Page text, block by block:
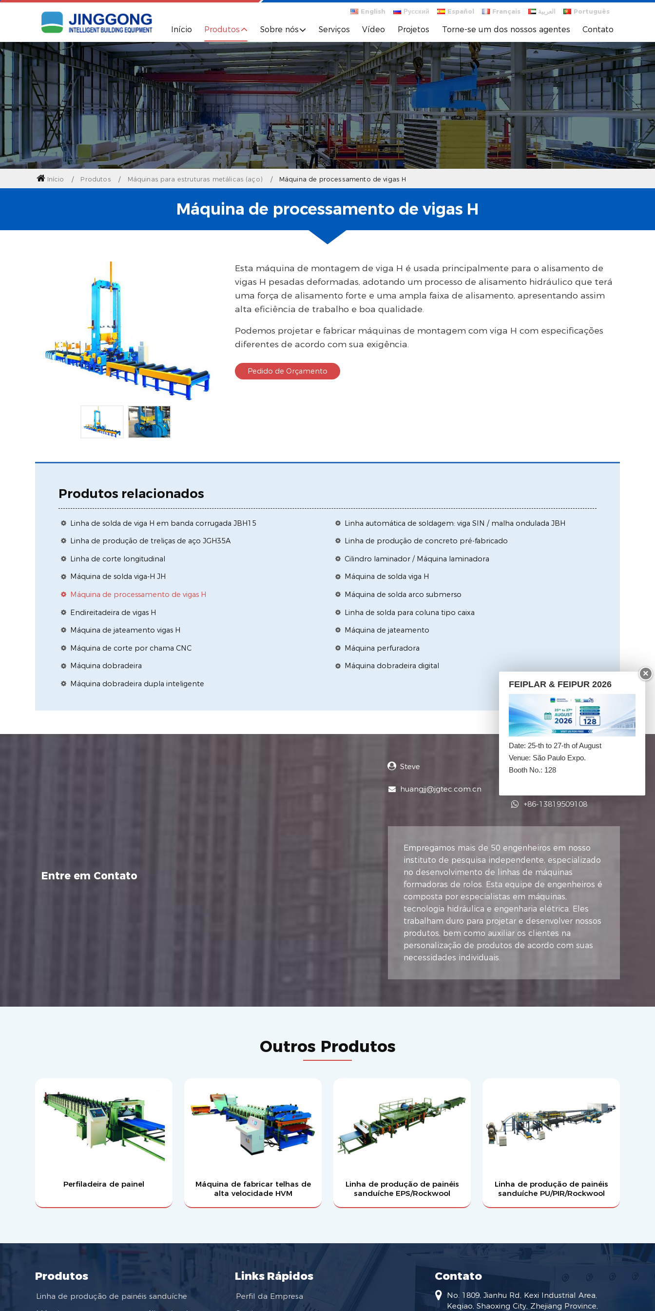
English Русский Español Français العربية Português
Início Produtos Sobre nós Serviços Vídeo Projetos Torne-se um dos nossos agentes Contato
Início Produtos Máquinas para estruturas metálicas (aço) Máquina de processamento de vigas H
Máquina de processamento de vigas H
Esta máquina de montagem de viga H é usada principalmente para o alisamento de
vigas H pesadas deformadas, adotando um processo de alisamento hidráulico que terá
uma força de alisamento forte e uma ampla faixa de alisamento, apresentando assim
alta eficiência de trabalho e boa qualidade.
Podemos projetar e fabricar máquinas de montagem com viga H com especificações
diferentes de acordo com sua exigência.
Pedido de Orçamento
Produtos relacionados
Linha de solda de viga H em banda corrugada JBH15 Linha automática de soldagem: viga SIN / malha ondulada JBH
Linha de produção de treliças de aço JGH35A Linha de produção de concreto pré-fabricado
Linha de corte longitudinal Cilindro laminador / Máquina laminadora
Máquina de solda viga-H JH Máquina de solda viga H
Máquina de processamento de vigas H Máquina de solda arco submerso
Endireitadeira de vigas H Linha de solda para coluna tipo caixa
Máquina de jateamento vigas H Máquina de jateamento
Máquina de corte por chama CNC Máquina perfuradora
Máquina dobradeira Máquina dobradeira digital
Máquina dobradeira dupla inteligente
Entre em Contato
Steve
huangjj@jgtec.com.cn
+86-575-85589596
+86-13819509108
Empregamos mais de 50 engenheiros em nosso
instituto de pesquisa independente, especializado
no desenvolvimento de linhas de máquinas
formadoras de rolos. Esta equipe de engenheiros é
composta por especialistas em máquinas,
tecnologia hidráulica e engenharia elétrica. Eles
trabalham duro para projetar e desenvolver nossos
produtos, bem como auxiliar os clientes na
personalização de produtos de acordo com suas
necessidades individuais.
Outros Produtos
Perfiladeira de painel
Máquina de fabricar telhas de
alta velocidade HVM
Linha de produção de painéis
sanduíche EPS/Rockwool
Linha de produção de painéis
sanduíche PU/PIR/Rockwool
Produtos
Linha de produção de painéis sanduíche
Links Rápidos
Perfil da Empresa
Contato
No. 1809, Jianhu Rd, Kexi Industrial Area,
Keqiao, Shaoxing City, Zhejiang Province,
×
FEIPLAR & FEIPUR 2026
Date: 25-th to 27-th of August
Venue: São Paulo Expo.
Booth No.: 128